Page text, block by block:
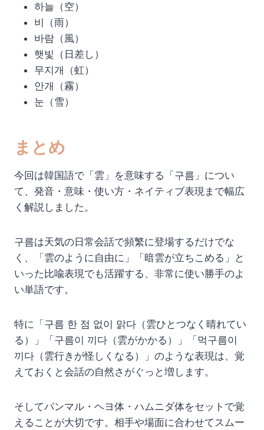
하늘（空）
비（雨）
바람（風）
햇빛（日差し）
무지개（虹）
안개（霧）
눈（雪）
まとめ
今回は韓国語で「雲」を意味する「구름」につい
て、発音・意味・使い方・ネイティブ表現まで幅広
く解説しました。
구름は天気の日常会話で頻繁に登場するだけでな
く、「雲のように自由に」「暗雲が立ちこめる」と
いった比喩表現でも活躍する、非常に使い勝手のよ
い単語です。
特に「구름 한 점 없이 맑다（雲ひとつなく晴れてい
る）」「구름이 끼다（雲がかかる）」「먹구름이
끼다（雲行きが怪しくなる）」のような表現は、覚
えておくと会話の自然さがぐっと増します。
そしてパンマル・ヘヨ体・ハムニダ体をセットで覚
えることが大切です。相手や場面に合わせてスムー